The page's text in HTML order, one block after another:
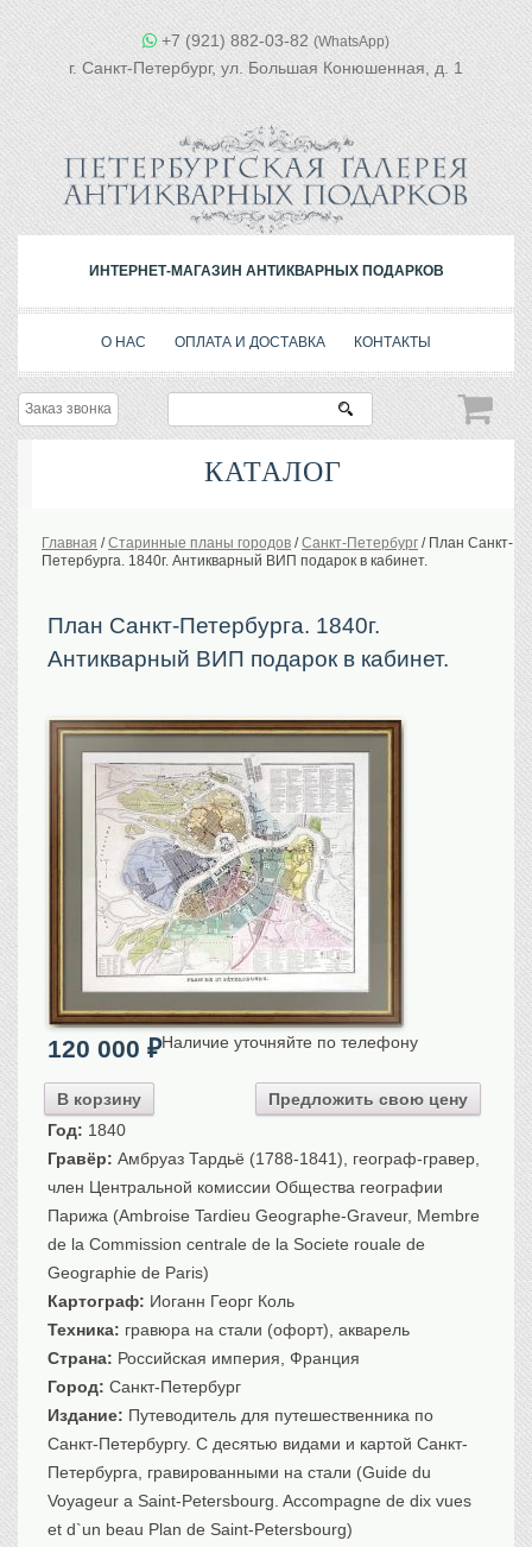
+7 (921) 882-03-82 (WhatsApp)
г. Санкт-Петербург, ул. Большая Конюшенная, д. 1
ИНТЕРНЕТ-МАГАЗИН АНТИКВАРНЫХ ПОДАРКОВ
О НАС ОПЛАТА И ДОСТАВКА КОНТАКТЫ
Заказ звонка
КАТАЛОГ
История Российской империи. Обычаи
Предметы VIP
Портреты царской семьи
Москва
Санкт-Петербург
Российская империя
Прочие
Старинные карты
Российская империя
Европа
Мир
Исторические карты
Виды городов
Москва
Санкт-Петербург
Российская империя
Севастополь, Крым
Ценные бумаги
Гражданская мода
Униформа
Охота. Флора. Фауна
Фауна
Флора
Рыбы, рыбалка
Техника, транспорт, архитектура
Главная /Старинные планы городов /Санкт-Петербург / План Санкт-
Петербурга. 1840г. Антикварный ВИП подарок в кабинет.
План Санкт-Петербурга. 1840г.
Антикварный ВИП подарок в кабинет.
120 000 ₽
В корзину Предложить свою цену
Наличие уточняйте по телефону
Год: 1840
Гравёр: Амбруаз Тардьё (1788-1841), географ-гравер,
член Центральной комиссии Общества географии
Парижа (Ambroise Tardieu Geographe-Graveur, Membre
de la Commission centrale de la Societe rouale de
Geographie de Paris)
Картограф: Иоганн Георг Коль
Техника: гравюра на стали (офорт), акварель
Страна: Российская империя, Франция
Город: Санкт-Петербург
Издание: Путеводитель для путешественника по
Санкт-Петербургу. С десятью видами и картой Санкт-
Петербурга, гравированными на стали (Guide du
Voyageur a Saint-Petersbourg. Accompagne de dix vues
et d`un beau Plan de Saint-Petersbourg)